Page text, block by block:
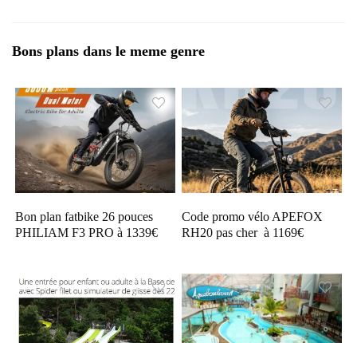
Bons plans dans le meme genre
Bon plan fatbike 26 pouces
PHILIAM F3 PRO à 1339€
Code promo vélo APEFOX
RH20 pas cher à 1169€